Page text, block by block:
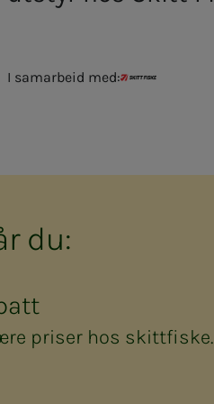
I samarbeid med:
Skitt Fiske
du:
priser hos